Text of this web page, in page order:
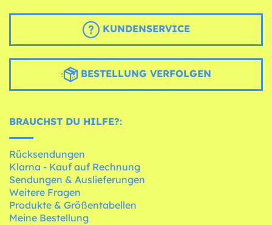
KUNDENSERVICE
BESTELLUNG VERFOLGEN
BRAUCHST DU HILFE?:
Rücksendungen
Klarna - Kauf auf Rechnung
Sendungen & Auslieferungen
Weitere Fragen
Produkte & Größentabellen
Meine Bestellung